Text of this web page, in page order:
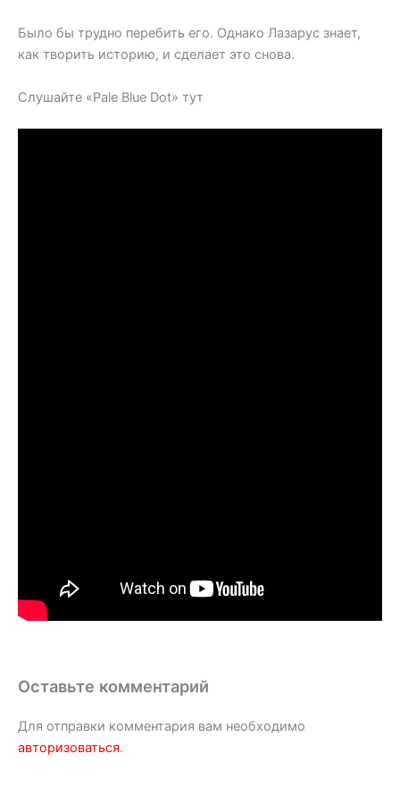
Было бы трудно перебить его. Однако Лазарус знает,
как творить историю, и сделает это снова.
Слушайте «Pale Blue Dot» тут
Оставьте комментарий
Для отправки комментария вам необходимо
авторизоваться.